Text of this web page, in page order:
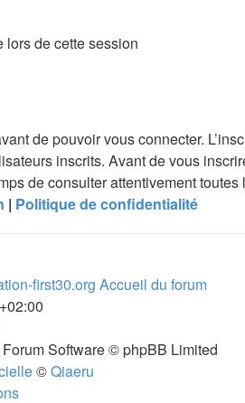
lors de cette session
de pouvoir vous connecter.
inscrits. Avant de vous
de consulter attentivement
| Politique de confidentialité
first30.org Accueil du forum
Software © phpBB Limited
©Qiaeru